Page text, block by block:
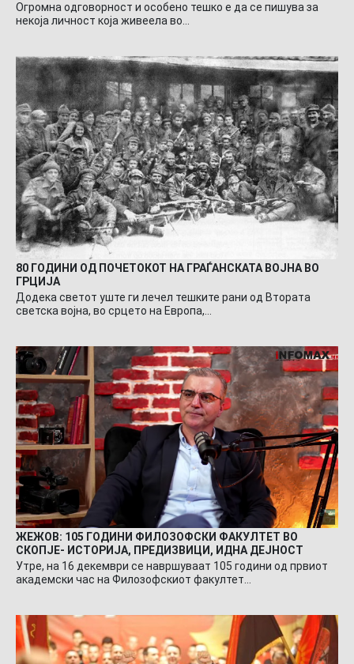
Огромна одговорност и особено тешко е да се пишува за
некоја личност која живеела во…
80 ГОДИНИ ОД ПОЧЕТОКОТ НА ГРАЃАНСКАТА ВОЈНА ВО
ГРЦИЈА
Додека светот уште ги лечел тешките рани од Втората
светска војна, во срцето на Европа,…
ЖЕЖОВ: 105 ГОДИНИ ФИЛОЗОФСКИ ФАКУЛТЕТ ВО
СКОПЈЕ- ИСТОРИЈА, ПРЕДИЗВИЦИ, ИДНА ДЕЈНОСТ
Утре, на 16 декември се навршуваат 105 години од првиот
академски час на Филозофскиот факултет…